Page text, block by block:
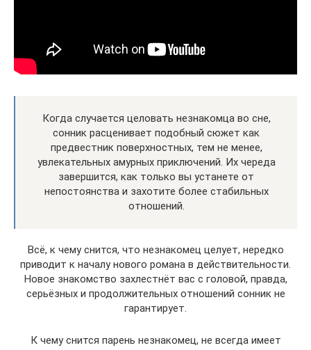
Когда случается целовать незнакомца во сне,
сонник расценивает подобный сюжет как
предвестник поверхностных, тем не менее,
увлекательных амурных приключений. Их череда
завершится, как только вы устанете от
непостоянства и захотите более стабильных
отношений.
Всё, к чему снится, что незнакомец целует, нередко
приводит к началу нового романа в действительности.
Новое знакомство захлестнёт вас с головой, правда,
серьёзных и продолжительных отношений сонник не
гарантирует.
К чему снится парень незнакомец, не всегда имеет